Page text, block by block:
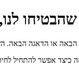
לנו,
או הדאגה הבאה.
אפשר להתחיל